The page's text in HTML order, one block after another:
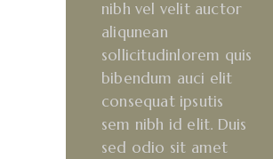
nibh vel velit auctor
aliqunean
sollicitudinlorem quis
bibendum auci elit
consequat ipsutis
sem nibh id elit. Duis
sed odio sit amet